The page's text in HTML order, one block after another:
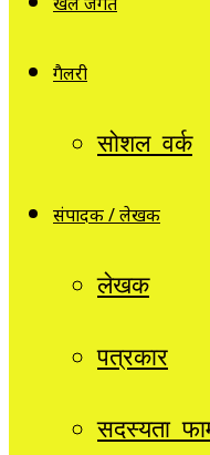
गैलरी
सोशल वर्क
संपादक / लेखक
लेखक
पत्रकार
सदस्यता